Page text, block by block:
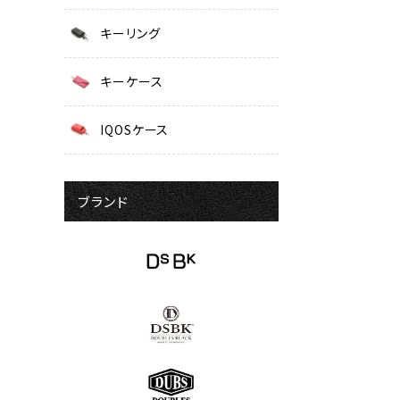
キーリング
キーケース
IQOSケース
ブランド